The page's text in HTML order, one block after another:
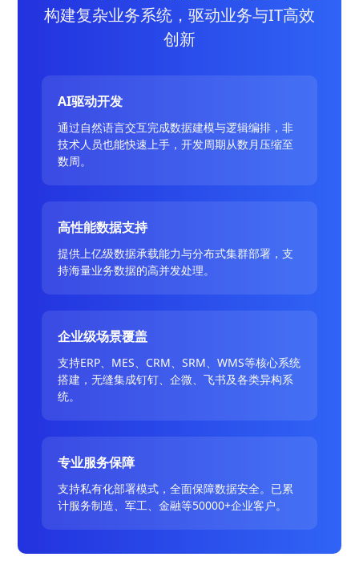
构建复杂业务系统，驱动业务与IT高效
创新
AI驱动开发
通过自然语言交互完成数据建模与逻辑编排，非
技术人员也能快速上手，开发周期从数月压缩至
数周。
高性能数据支持
提供上亿级数据承载能力与分布式集群部署，支
持海量业务数据的高并发处理。
企业级场景覆盖
支持ERP、MES、CRM、SRM、WMS等核心系统
搭建，无缝集成钉钉、企微、飞书及各类异构系
统。
专业服务保障
支持私有化部署模式，全面保障数据安全。已累
计服务制造、军工、金融等50000+企业客户。